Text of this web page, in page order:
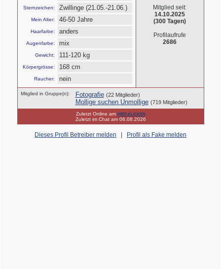
Sternzeichen: Zwillinge (21.05.-21.06.)
Mein Alter: 46-50 Jahre
Haarfarbe: anders
Augenfarbe: mix
Gewicht: 111-120 kg
Körpergrösse: 168 cm
Raucher: nein
Mitglied seit:
14.10.2025
(300 Tagen)
Profilaufrufe
2686
Mitglied in Gruppe(n): Fotografie (22 Mitglieder)
Mollige suchen Unmollige (719 Mitglieder)
Zuletzt Online am HIER KLICKEN
Zuletzt im Chat am 06.08.2026
Dieses Profil Betreiber melden Profil als Fake melden